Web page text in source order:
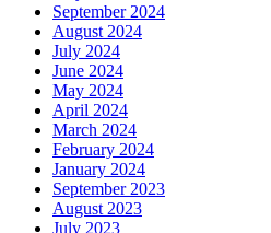
September 2024
August 2024
July 2024
June 2024
May 2024
April 2024
March 2024
February 2024
January 2024
September 2023
August 2023
July 2023